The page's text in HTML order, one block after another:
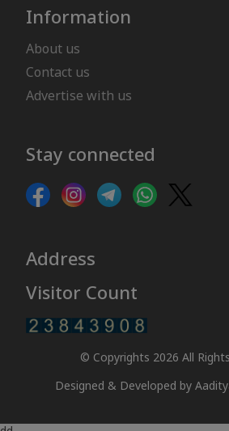
Information
About us
Contact us
Advertise with us
Stay connected
Address
Visitor Count
© Copyrights 2026 All
Designed & Developed by